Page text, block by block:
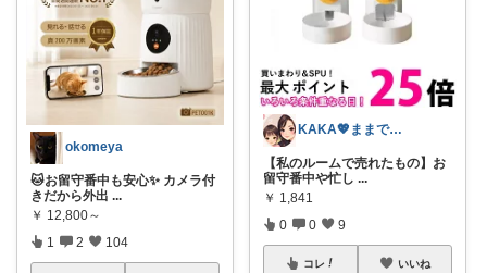
okomeya
🐱お留守番中も安心✨ カメラ付
きだから外出 ...
￥ 12,800～
1 2 104
KAKA💖ままでもキレイでいたい
【私のルームで売れたもの】お
留守番中や忙し ...
￥ 1,841
0 0 9
コレ いいね